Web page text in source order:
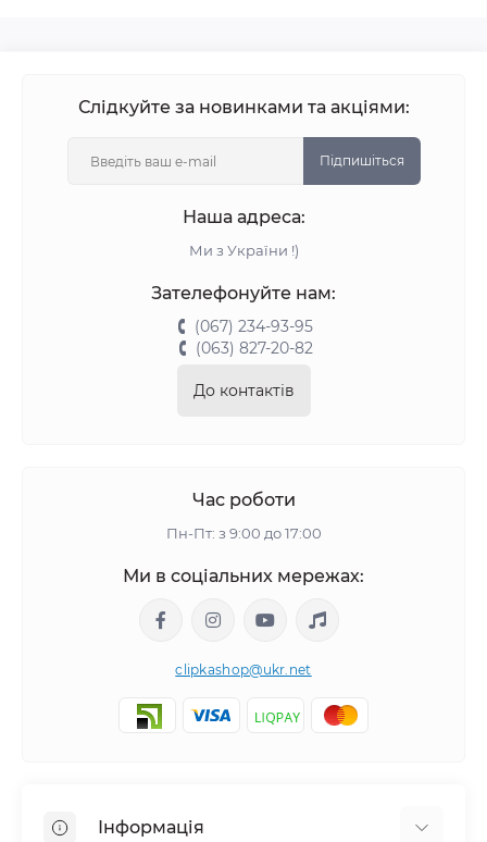
Слідкуйте за новинками та акціями:
Підпишіться
Наша адреса:
Ми з України !)
Зателефонуйте нам:
(067) 234-93-95
(063) 827-20-82
До контактів
Час роботи
Пн-Пт: з 9:00 до 17:00
Ми в соціальних мережах:
clipkashop@ukr.net
Інформація